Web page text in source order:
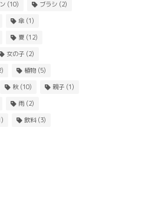
(10) ブラシ(2)
傘(1)
夏(12)
女の子(2)
植物(5)
秋(10) 親子(1)
雨(2)
飲料(3)